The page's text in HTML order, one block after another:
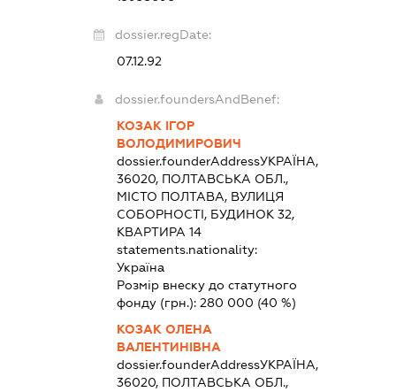
dossier.regDate:
07.12.92
dossier.foundersAndBenef:
КОЗАК ІГОР
ВОЛОДИМИРОВИЧ
dossier.founderAddressУКРАЇНА,
36020, ПОЛТАВСЬКА ОБЛ.,
МІСТО ПОЛТАВА, ВУЛИЦЯ
СОБОРНОСТІ, БУДИНОК 32,
КВАРТИРА 14
statements.nationality:
Україна
Розмір внеску до статутного
фонду (грн.): 280 000 (40 %)
КОЗАК ОЛЕНА
ВАЛЕНТИНІВНА
dossier.founderAddressУКРАЇНА,
36020, ПОЛТАВСЬКА ОБЛ.,